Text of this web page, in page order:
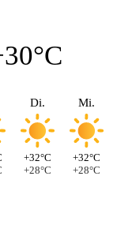
Di.
+32°C
+28°C
Mi.
+32°C
+28°C